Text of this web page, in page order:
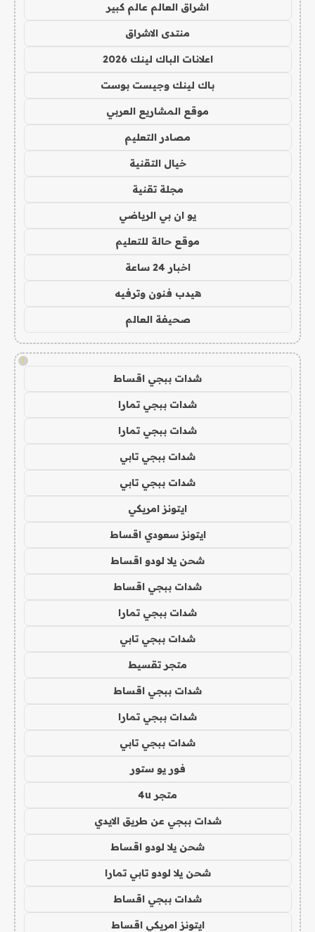
اشراق العالم عالم كبير
منتدى الاشراق
اعلانات الباك لينك 2026
باك لينك وجيست بوست
موقع المشاريع العربي
مصادر التعليم
خيال التقنية
مجلة تقنية
يو ان بي الرياضي
موقع حالة للتعليم
اخبار 24 ساعة
هيدب فنون وترفيه
صحيفة العالم
!
شدات ببجي اقساط
شدات ببجي تمارا
شدات ببجي تمارا
شدات ببجي تابي
شدات ببجي تابي
ايتونز امريكي
ايتونز سعودي اقساط
شحن يلا لودو اقساط
شدات ببجي اقساط
شدات ببجي تمارا
شدات ببجي تابي
متجر تقسيط
شدات ببجي اقساط
شدات ببجي تمارا
شدات ببجي تابي
فور يو ستور
متجر 4u
شدات ببجي عن طريق الايدي
شحن يلا لودو اقساط
شحن يلا لودو تابي تمارا
شدات ببجي اقساط
ايتونز امريكي اقساط